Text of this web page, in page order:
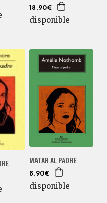
18,90€
disponible
MATAR AL PADRE
8,90€
disponible